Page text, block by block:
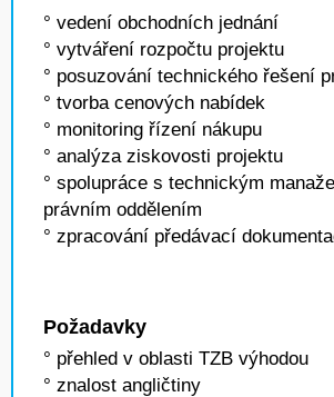
° vedení obchodních jednání
° vytváření rozpočtu projektu
° posuzování technického řešení
° tvorba cenových nabídek
° monitoring řízení nákupu
° analýza ziskovosti projektu
° spolupráce s technickým
právním oddělením
° zpracování předávací
Požadavky
° přehled v oblasti TZB výhodou
° znalost angličtiny